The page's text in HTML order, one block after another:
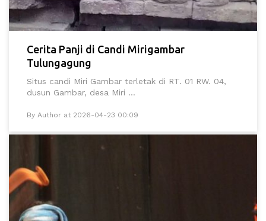
Cerita Panji di Candi Mirigambar
Tulungagung
Situs candi Miri Gambar terletak di RT. 01 RW. 04,
dusun Gambar, desa Miri ...
By Author at 2026-04-23 00:09